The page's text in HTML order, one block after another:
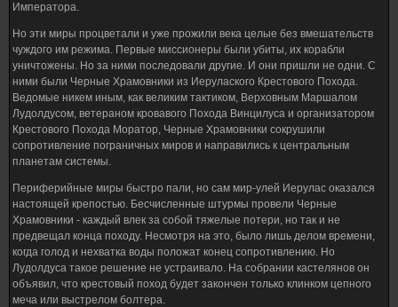
Императора.
Но эти миры процветали и уже прожили века целые без вмешательств
чуждого им режима. Первые миссионеры были убиты, их корабли
уничтожены. Но за ними последовали другие. И они пришли не одни. С
ними были Черные Храмовники из Иерулаского Крестового Похода.
Ведомые никем иным, как великим тактиком, Верховным Маршалом
Лудолдусом, ветераном кровавого Похода Винцилуса и организатором
Крестового Похода Моратор, Черные Храмовники сокрушили
сопротивление пограничных миров и направились к центральным
планетам системы.
Периферийные миры быстро пали, но сам мир-улей Иерулас оказался
настоящей крепостью. Бесчисленные штурмы провели Черные
Храмовники - каждый влек за собой тяжелые потери, но так и не
предвещал конца походу. Несмотря на это, было лишь делом времени,
когда голод и нехватка воды положат конец сопротивлению. Но
Лудолдуса такое решение не устраивало. На собрании кастелянов он
объявил, что крестовый поход будет закончен только клинком цепного
меча или выстрелом болтера.